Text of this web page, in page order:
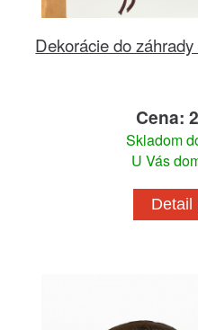
Dekorácie do
Cena:
Skladom
U Vás
Detail